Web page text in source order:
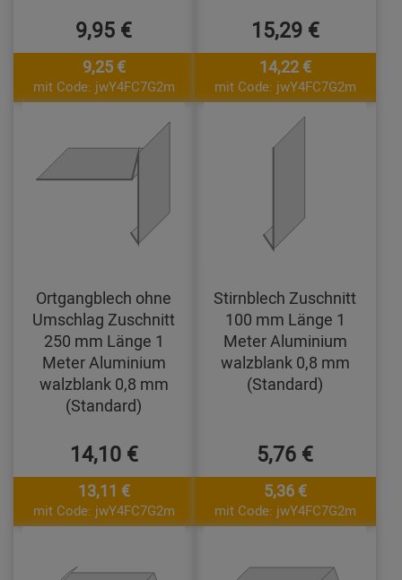
9,95 €
9,25 €
mit Code: jwY4FC7G2m
15,29 €
14,22 €
mit Code: jwY4FC7G2m
Ortgangblech ohne
Umschlag Zuschnitt
250 mm Länge 1
Meter Aluminium
walzblank 0,8 mm
(Standard)
14,10 €
13,11 €
mit Code: jwY4FC7G2m
Stirnblech Zuschnitt
100 mm Länge 1
Meter Aluminium
walzblank 0,8 mm
(Standard)
5,76 €
5,36 €
mit Code: jwY4FC7G2m